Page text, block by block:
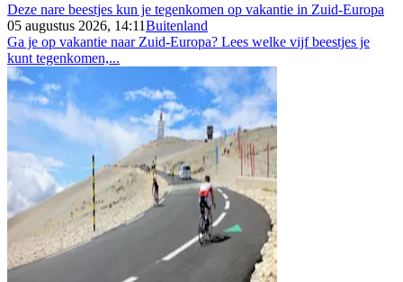
Deze nare beestjes kun je tegenkomen op vakantie in Zuid-Europa
05 augustus 2026, 14:11Buitenland
Ga je op vakantie naar Zuid-Europa? Lees welke vijf beestjes je
kunt tegenkomen,...